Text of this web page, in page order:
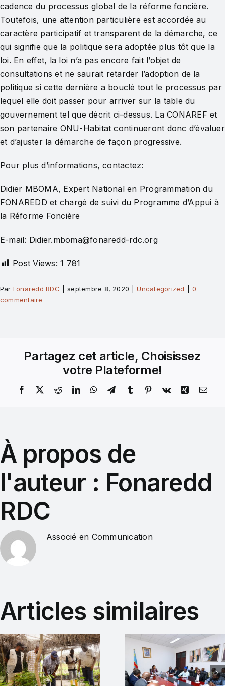
cadence du processus global de la réforme foncière.
Toutefois, une attention particulière est accordée au
caractère participatif et transparent de la démarche, ce
qui signifie que la politique sera adoptée plus tôt que la
loi. En effet, la loi n’a pas encore fait l’objet de
consultations et ne saurait retarder l’adoption de la
politique si cette dernière a bouclé tout le processus par
lequel elle doit passer pour arriver sur la table du
gouvernement tel que décrit ci-dessus. La CONAREF et
son partenaire ONU-Habitat continueront donc d’évaluer
et d’ajuster la démarche de façon progressive.
Pour plus d’informations, contactez:
Didier MBOMA, Expert National en Programmation du
FONAREDD et chargé de suivi du Programme d’Appui à
la Réforme Foncière
E-mail: Didier.mboma@fonaredd-rdc.org
Post Views: 1 781
Par Fonaredd RDC septembre 8, 2020 Uncategorized
0
commentaire
Partagez cet article, Choisissez
votre Plateforme!
À propos de
l'auteur : Fonaredd
RDC
Associé en Communication
Articles similaires
Le
accompagne
une nouvelle
étape de la
Énergie
durable :
soutient
validation